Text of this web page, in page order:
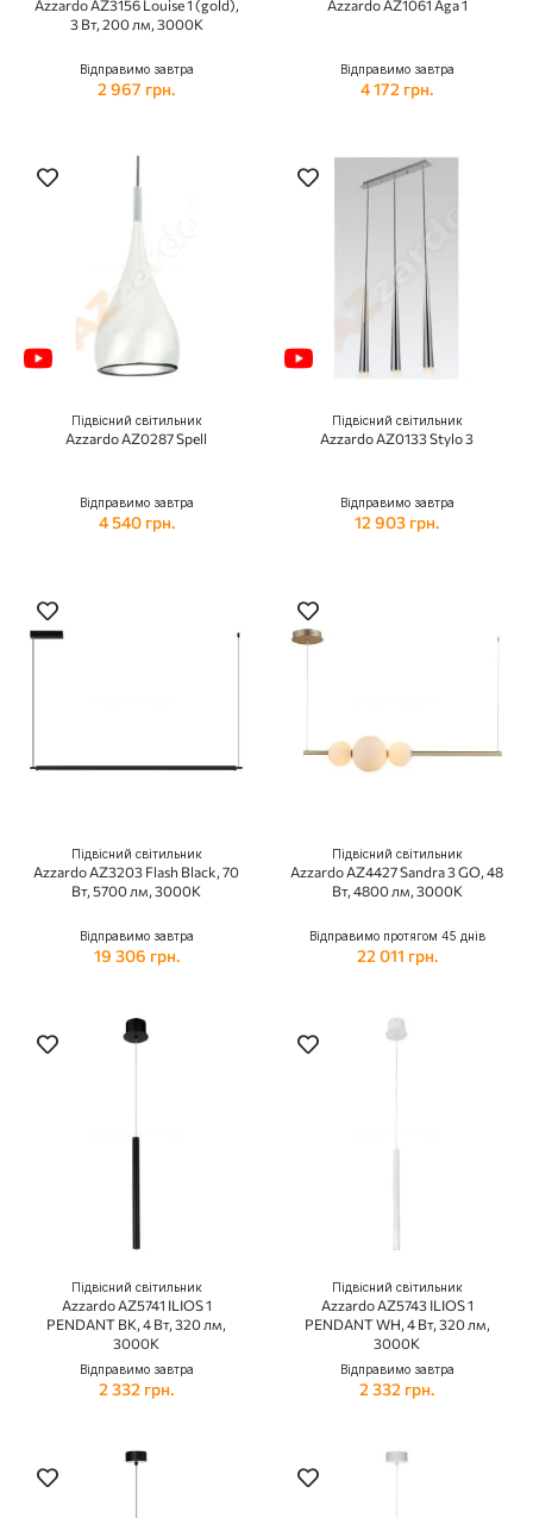
Azzardo AZ3156 Louise 1 (gold),
3 Вт, 200 лм, 3000K
Відправимо завтра
2 967 грн.
Azzardo AZ1061 Aga 1
Відправимо завтра
4 172 грн.
Підвісний світильник
Azzardo AZ0287 Spell
Відправимо завтра
4 540 грн.
Підвісний світильник
Azzardo AZ0133 Stylo 3
Відправимо завтра
12 903 грн.
Підвісний світильник
Azzardo AZ3203 Flash Black, 70
Вт, 5700 лм, 3000K
Відправимо завтра
19 306 грн.
Підвісний світильник
Azzardo AZ4427 Sandra 3 GO, 48
Вт, 4800 лм, 3000K
Відправимо протягом 45 днів
22 011 грн.
Підвісний світильник
Azzardo AZ5741 ILIOS 1
PENDANT BK, 4 Вт, 320 лм,
3000К
Відправимо завтра
2 332 грн.
Підвісний світильник
Azzardo AZ5743 ILIOS 1
PENDANT WH, 4 Вт, 320 лм,
3000К
Відправимо завтра
2 332 грн.